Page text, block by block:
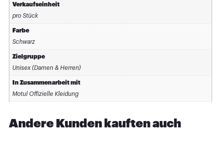
Verkaufseinheit
pro Stück
Farbe
Schwarz
Zielgruppe
Unisex (Damen & Herren)
In Zusammenarbeit mit
Motul Offizielle Kleidung
Andere Kunden kauften auch